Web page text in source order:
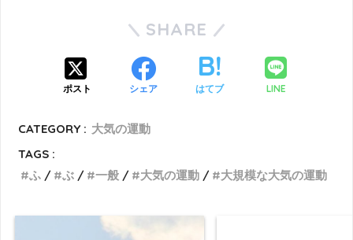
SHARE
ポスト シェア はてブ LINE
CATEGORY : 大気の運動
TAGS :
ふ
ぶ 一般 大気の運動 大規模な大気の運動